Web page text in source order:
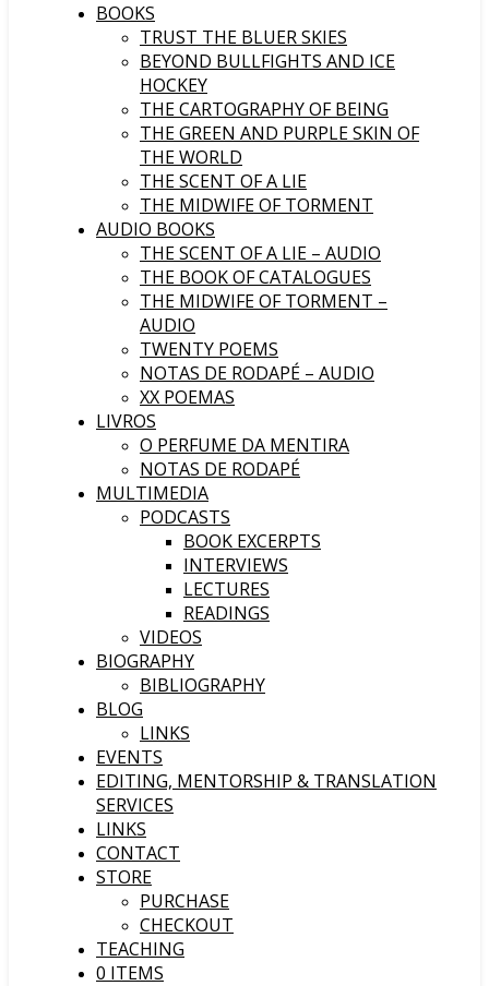
BOOKS
TRUST THE BLUER SKIES
BEYOND BULLFIGHTS AND ICE
HOCKEY
THE CARTOGRAPHY OF BEING
THE GREEN AND PURPLE SKIN OF
THE WORLD
THE SCENT OF A LIE
THE MIDWIFE OF TORMENT
AUDIO BOOKS
THE SCENT OF A LIE – AUDIO
THE BOOK OF CATALOGUES
THE MIDWIFE OF TORMENT –
AUDIO
TWENTY POEMS
NOTAS DE RODAPÉ – AUDIO
XX POEMAS
LIVROS
O PERFUME DA MENTIRA
NOTAS DE RODAPÉ
MULTIMEDIA
PODCASTS
BOOK EXCERPTS
INTERVIEWS
LECTURES
READINGS
VIDEOS
BIOGRAPHY
BIBLIOGRAPHY
BLOG
LINKS
EVENTS
EDITING, MENTORSHIP & TRANSLATION
SERVICES
LINKS
CONTACT
STORE
PURCHASE
CHECKOUT
TEACHING
0 ITEMS